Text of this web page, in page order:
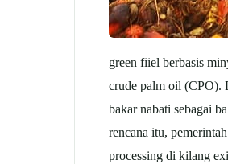
green fiiel berbasis
crude palm oil (CPO).
bakar nabati sebagai
rencana itu,
processing di kilang